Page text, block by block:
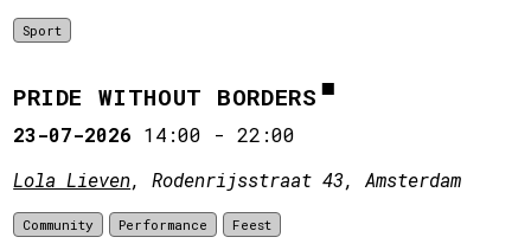
Sport
PRIDE WITHOUT BORDERS
23-07-2026 14:00 -22:00
Lola Lieven, Rodenrijsstraat 43, Amsterdam
Community Performance Feest